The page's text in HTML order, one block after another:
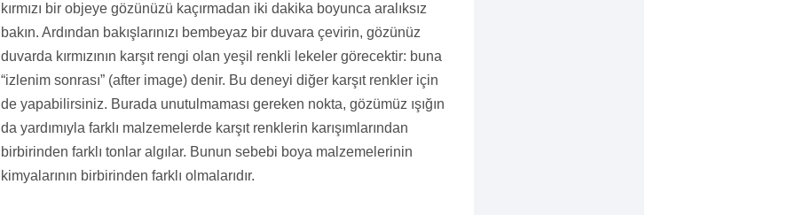
kırmızı bir objeye gözünüzü kaçırmadan iki dakika boyunca aralıksız
bakın. Ardından bakışlarınızı bembeyaz bir duvara çevirin, gözünüz
duvarda kırmızının karşıt rengi olan yeşil renkli lekeler görecektir: buna
“izlenim sonrası” (after image) denir. Bu deneyi diğer karşıt renkler için
de yapabilirsiniz. Burada unutulmaması gereken nokta, gözümüz ışığın
da yardımıyla farklı malzemelerde karşıt renklerin karışımlarından
birbirinden farklı tonlar algılar. Bunun sebebi boya malzemelerinin
kimyalarının birbirinden farklı olmalarıdır.